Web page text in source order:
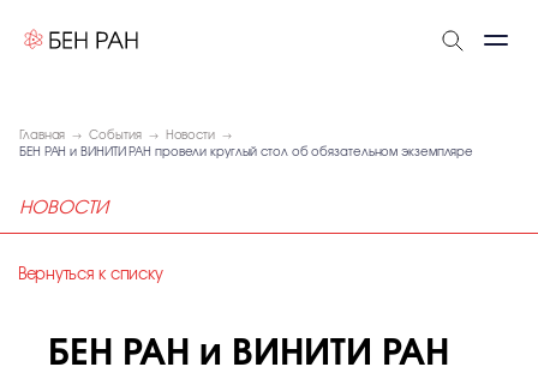
Главная События
Новости
БЕН РАН и ВИНИТИ РАН провели круглый стол об обязательном экземпляре
НОВОСТИ
Вернуться к списку
БЕН РАН и ВИНИТИ РАН